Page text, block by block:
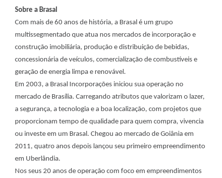
Sobre a Brasal
Com mais de 60 anos de história, a Brasal é um grupo
multissegmentado que atua nos mercados de incorporação e
construção imobiliária, produção e distribuição de bebidas,
concessionária de veículos, comercialização de combustíveis e
geração de energia limpa e renovável.
Em 2003, a Brasal Incorporações iniciou sua operação no
mercado de Brasília. Carregando atributos que valorizam o lazer,
a segurança, a tecnologia e a boa localização, com projetos que
proporcionam tempo de qualidade para quem compra, vivencia
ou investe em um Brasal. Chegou ao mercado de Goiânia em
2011, quatro anos depois lançou seu primeiro empreendimento
em Uberlândia.
Nos seus 20 anos de operação com foco em empreendimentos